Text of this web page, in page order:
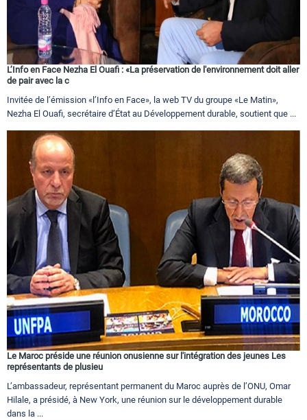
L’Info en Face Nezha El Ouafi : «La préservation de l'environnement doit aller
de pair avec la c
Invitée de l’émission «l’Info en Face», la web TV du groupe «Le Matin»,
Nezha El Ouafi, secrétaire d’État au Développement durable, soutient que ...
Le Maroc préside une réunion onusienne sur l'intégration des jeunes Les
représentants de plusieu
L’ambassadeur, représentant permanent du Maroc auprès de l’ONU, Omar
Hilale, a présidé, à New York, une réunion sur le développement durable
dans la ...